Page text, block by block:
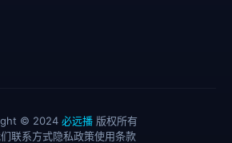
© 2024 必远播 版权所有
联系方式隐私政策使用条款